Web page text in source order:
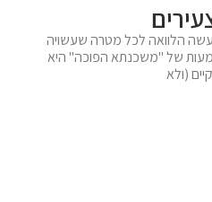
הלוואה לכל מטרה שעשויה
של "משכנתא הפוכה" היא
(ולא